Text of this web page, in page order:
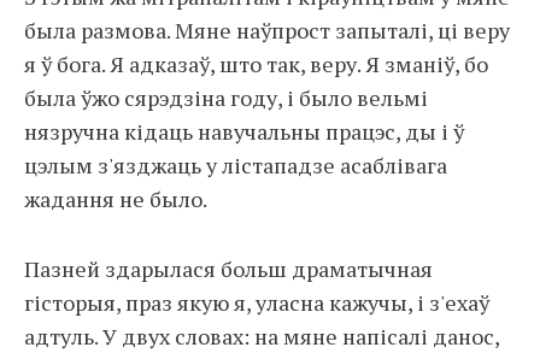
была размова. Мяне наўпрост запыталі, ці веру
я ў бога. Я адказаў, што так, веру. Я зманіў, бо
была ўжо сярэдзіна году, і было вельмі
нязручна кідаць навучальны працэс, ды і ў
цэлым з'язджаць у лістападзе асаблівага
жадання не было.
Пазней здарылася больш драматычная
гісторыя, праз якую я, уласна кажучы, і з'ехаў
адтуль. У двух словах: на мяне напісалі данос,